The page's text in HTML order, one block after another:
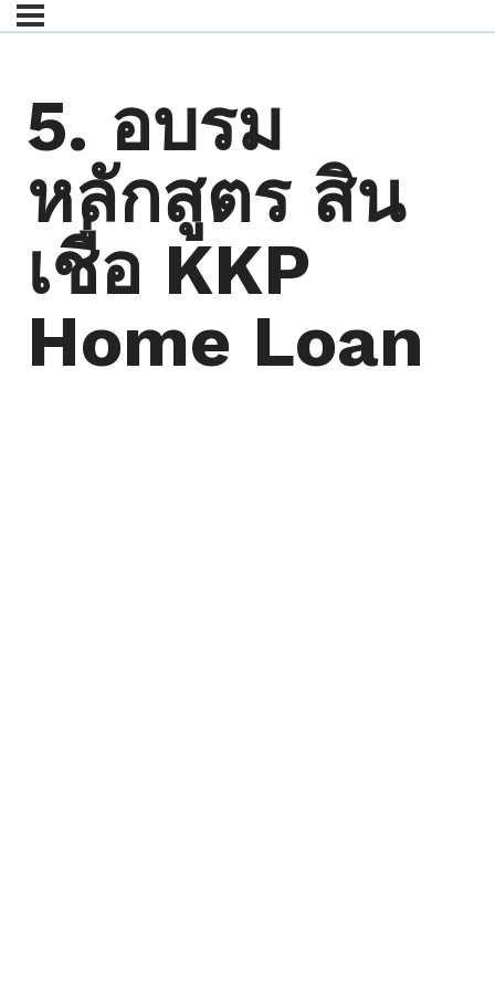
5. อบรม
หลักสูตร สิน
เชื่อ KKP
Home Loan